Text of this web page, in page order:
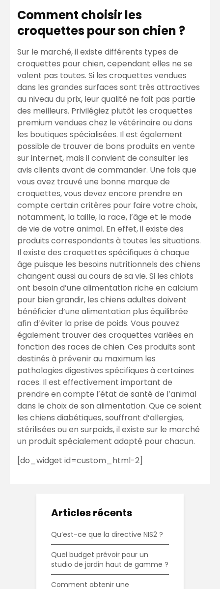
Comment choisir les
croquettes pour son chien ?
Sur le marché, il existe différents types de
croquettes pour chien, cependant elles ne se
valent pas toutes. Si les croquettes vendues
dans les grandes surfaces sont très attractives
au niveau du prix, leur qualité ne fait pas partie
des meilleurs. Privilégiez plutôt les croquettes
premium vendues chez le vétérinaire ou dans
les boutiques spécialisées. Il est également
possible de trouver de bons produits en vente
sur internet, mais il convient de consulter les
avis clients avant de commander. Une fois que
vous avez trouvé une bonne marque de
croquettes, vous devez encore prendre en
compte certain critères pour faire votre choix,
notamment, la taille, la race, l’âge et le mode
de vie de votre animal. En effet, il existe des
produits correspondants à toutes les situations.
Il existe des croquettes spécifiques à chaque
âge puisque les besoins nutritionnels des chiens
changent aussi au cours de sa vie. Si les chiots
ont besoin d’une alimentation riche en calcium
pour bien grandir, les chiens adultes doivent
bénéficier d’une alimentation plus équilibrée
afin d’éviter la prise de poids. Vous pouvez
également trouver des croquettes variées en
fonction des races de chien. Ces produits sont
destinés à prévenir au maximum les
pathologies digestives spécifiques à certaines
races. Il est effectivement important de
prendre en compte l’état de santé de l’animal
dans le choix de son alimentation. Que ce soient
les chiens diabétiques, souffrant d’allergies,
stérilisées ou en surpoids, il existe sur le marché
un produit spécialement adapté pour chacun.
[do_widget id=custom_html-2]
Articles récents
Qu’est-ce que la directive NIS2 ?
Quel budget prévoir pour un
studio de jardin haut de gamme ?
Comment obtenir une